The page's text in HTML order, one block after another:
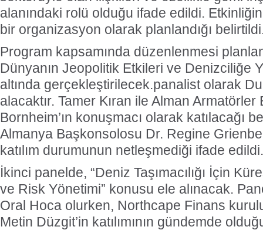
alanındaki rolü olduğu ifade edildi.
bir organizasyon olarak planlandığı
Program kapsamında düzenlenmesi
Dünyanın Jeopolitik Etkileri ve Denizciliğe
altında gerçekleştirilecek.panalist olarak
alacaktır. Tamer Kıran ile Alman
Bornheim’ın konuşmacı olarak katılacağı
Almanya Başkonsolosu Dr. Regine
katılım durumunun netleşmediği ifade edildi.
İkinci panelde, “Deniz Taşımacılığı İçin
ve Risk Yönetimi” konusu ele alınacak.
Oral Hoca olurken, Northcape Finans
Metin Düzgit’in katılımının gündemde